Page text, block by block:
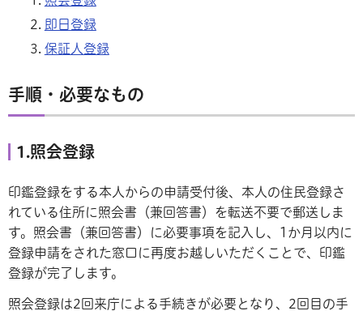
即日登録
保証人登録
手順・必要なもの
1.照会登録
印鑑登録をする本人からの申請受付後、本人の住民登録さ
れている住所に照会書（兼回答書）を転送不要で郵送しま
す。照会書（兼回答書）に必要事項を記入し、1か月以内に
登録申請をされた窓口に再度お越しいただくことで、印鑑
登録が完了します。
照会登録は2回来庁による手続きが必要となり、2回目の手